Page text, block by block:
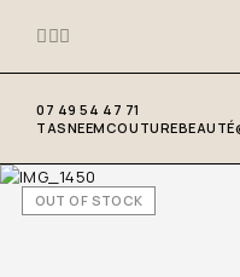
07 49 54 47 71
OUT OF STOCK